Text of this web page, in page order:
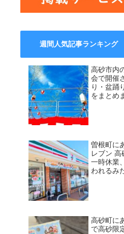
週間人気記事ランキング
高砂市内
会で開催
り・盆踊
をまとめ
曽根町に
レブン 高
一時休業
われるみ
高砂町に
で高砂限